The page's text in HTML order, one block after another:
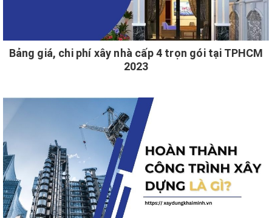
Bảng giá, chi phí xây nhà cấp 4 trọn gói tại TPHCM
2023